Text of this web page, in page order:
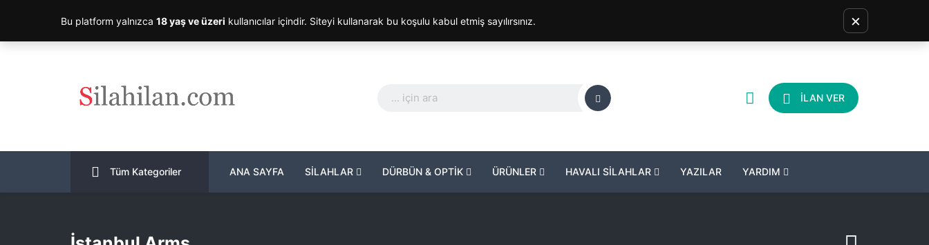
İLAN VER
Tüm Kategoriler ANA SAYFA SİLAHLAR DÜRBÜN & OPTİK ÜRÜNLER HAVALI SİLAHLAR YAZILAR YARDIM
Bu platform yalnızca 18 yaş ve üzeri kullanıcılar içindir. Siteyi kullanarak bu koşulu kabul etmiş sayılırsınız. ×